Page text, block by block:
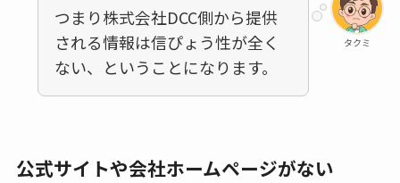
タクミ
つまり株式会社DCC側から提供
される情報は信ぴょう性が全く
ない、ということになります。
公式サイトや会社ホームページがない